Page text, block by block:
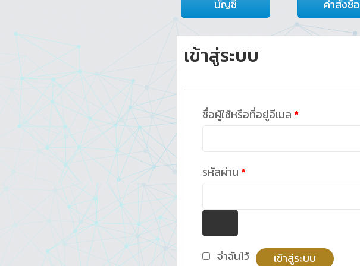
บัญชี คำสั่งซื้อ
เข้าสู่ระบบ
ชื่อผู้ใช้หรือที่อยู่อีเมล*ต้องการ
รหัสผ่าน*ต้องการ
จำฉันไว้
เข้าสู่ระบบ